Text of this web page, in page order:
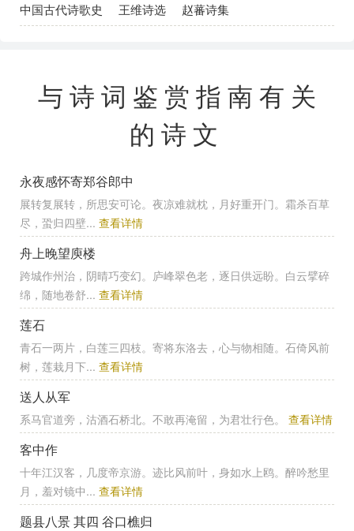
中国古代诗歌史
王维诗选 赵蕃诗集
与诗词鉴赏指南有关
的诗文
永夜感怀寄郑谷郎中
展转复展转，所思安可论。夜凉难就枕，月好重开门。霜杀百草
尽，蛩归四壁... 查看详情
舟上晚望庾楼
跨城作州治，阴晴巧变幻。庐峰翠色老，逐日供远盼。白云擘碎
绵，随地卷舒... 查看详情
莲石
青石一两片，白莲三四枝。寄将东洛去，心与物相随。石倚风前
树，莲栽月下... 查看详情
送人从军
系马官道旁，沽酒石桥北。不敢再淹留，为君壮行色。 查看详情
客中作
十年江汉客，几度帝京游。迹比风前叶，身如水上鸥。醉吟愁里
月，羞对镜中... 查看详情
题县八景 其四 谷口樵归